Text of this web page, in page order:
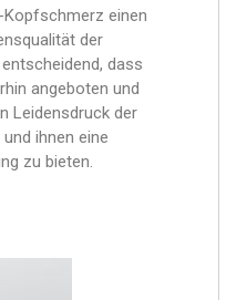
einen
der
dass
angeboten und
Leidensdruck der
ihnen eine
zu bieten.